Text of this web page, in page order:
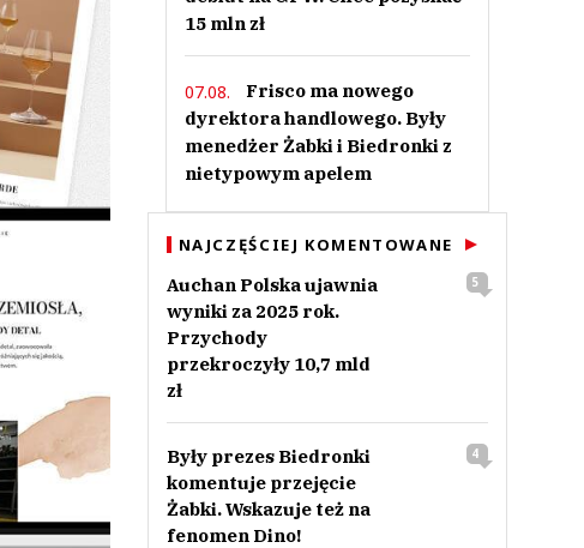
15 mln zł
07.08.
Frisco ma nowego
dyrektora handlowego. Były
menedżer Żabki i Biedronki z
nietypowym apelem
NAJCZĘŚCIEJ KOMENTOWANE
Auchan Polska ujawnia
wyniki za 2025 rok.
Przychody
przekroczyły 10,7 mld
zł
5
Były prezes Biedronki
komentuje przejęcie
Żabki. Wskazuje też na
fenomen Dino!
4